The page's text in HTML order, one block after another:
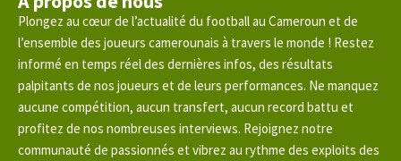
Plongez au cœur de l’actualité du football au Cameroun et de
l’ensemble des joueurs camerounais à travers le monde ! Restez
informé en temps réel des dernières infos, des résultats
palpitants de nos joueurs et de leurs performances. Ne manquez
aucune compétition, aucun transfert, aucun record battu et
profitez de nos nombreuses interviews. Rejoignez notre
communauté de passionnés et vibrez au rythme des exploits des